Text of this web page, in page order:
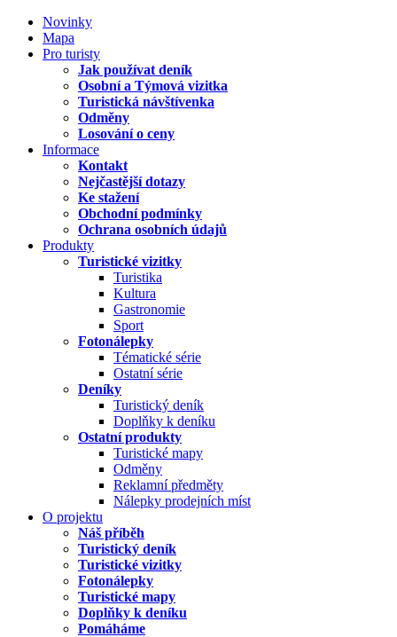
Novinky
Mapa
Pro turisty
Jak používat deník
Osobní a Týmová vizitka
Turistická návštívenka
Odměny
Losování o ceny
Informace
Kontakt
Nejčastější dotazy
Ke stažení
Obchodní podmínky
Ochrana osobních údajů
Produkty
Turistické vizitky
Turistika
Kultura
Gastronomie
Sport
Fotonálepky
Tématické série
Ostatní série
Deníky
Turistický deník
Doplňky k deníku
Ostatní produkty
Turistické mapy
Odměny
Reklamní předměty
Nálepky prodejních míst
O projektu
Náš příběh
Turistický deník
Turistické vizitky
Fotonálepky
Turistické mapy
Doplňky k deníku
Pomáháme